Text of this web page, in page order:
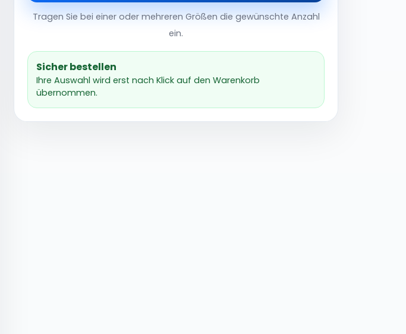
Tragen Sie bei einer oder mehreren Größen die gewünschte Anzahl
ein.
Sicher bestellen
Ihre Auswahl wird erst nach Klick auf den Warenkorb
übernommen.